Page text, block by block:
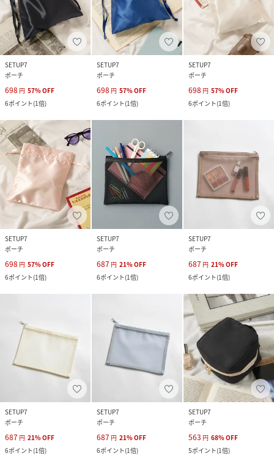
SETUP7
ポーチ
698 円 57%OFF
6ポイント(1倍)
SETUP7
ポーチ
698 円 57%OFF
6ポイント(1倍)
SETUP7
ポーチ
698 円 57%OFF
6ポイント(1倍)
SETUP7
ポーチ
698 円 57%OFF
6ポイント(1倍)
SETUP7
ポーチ
687 円 21%OFF
6ポイント(1倍)
SETUP7
ポーチ
687 円 21%OFF
6ポイント(1倍)
SETUP7
ポーチ
687 円 21%OFF
6ポイント(1倍)
SETUP7
ポーチ
687 円 21%OFF
6ポイント(1倍)
SETUP7
ポーチ
563 円 68%OFF
5ポイント(1倍)